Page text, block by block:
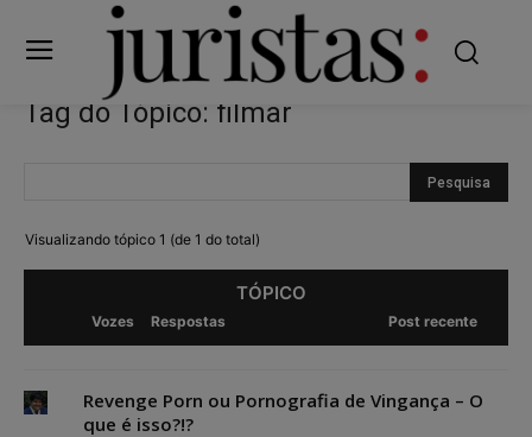
Tag do Tópico: filmar
Visualizando tópico 1 (de 1 do total)
TÓPICO
Vozes Respostas Post recente
Revenge Porn ou Pornografia de Vingança – O
que é isso?!?